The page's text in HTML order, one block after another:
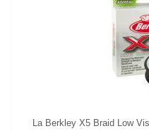
VOIR
La Berkley X5 Braid Low